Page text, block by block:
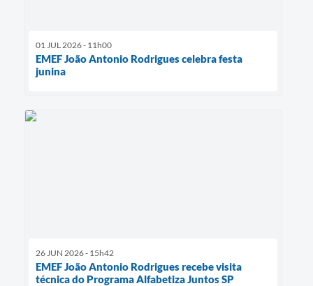
01 JUL 2026 - 11h00
EMEF João Antonio Rodrigues celebra festa
junina
26 JUN 2026 - 15h42
EMEF João Antonio Rodrigues recebe visita
técnica do Programa Alfabetiza Juntos SP